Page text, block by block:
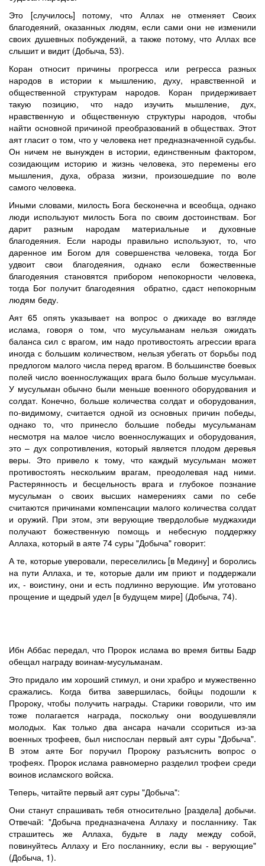
Это [случилось] потому, что Аллах не отменяет Своих
благодеяний, оказанных людям, если сами они не изменили
своих душевных побуждений, а также потому, что Аллах все
слышит и видит (Добыча, 53).
Коран относит причины прогресса или регресса разных
народов в истории к мышлению, духу, нравственной и
общественной структурам народов. Коран придерживает
такую позицию, что надо изучить мышление, дух,
нравственную и общественную структуры народов, чтобы
найти основной причиной преобразований в обществах. Этот
аят гласит о том, что у человека нет предназначенной судьбы.
Он ничем не вынужден в истории, единственным фактором,
созидающим историю и жизнь человека, это перемены его
мышления, духа, образа жизни, произошедшие по воле
самого человека.
Иными словами, милость Бога бесконечна и всеобща, однако
люди используют милость Бога по своим достоинствам. Бог
дарит разным народам материальные и духовные
благодеяния. Если народы правильно используют, то, что
даренное им Богом для совершенства человека, тогда Бог
удвоит свои благодеяния, однако если божественные
благодеяния становятся прибором непокорности человека,
тогда Бог получит благодеяния обратно, сдаст непокорным
людям беду.
Аят 65 опять указывает на вопрос о джихаде во взгляде
ислама, говоря о том, что мусульманам нельзя ожидать
баланса сил с врагом, им надо противостоять агрессии врага
иногда с большим количеством, нельзя убегать от борьбы под
предлогом малого числа перед врагом. В большинстве боевых
полей число военнослужащих врага было больше мусульман.
У мусульман обычно были меньше военного оборудования и
солдат. Конечно, больше количества солдат и оборудования,
по-видимому, считается одной из основных причин победы,
однако то, что принесло большие победы мусульманам
несмотря на малое число военнослужащих и оборудования,
это – дух сопротивления, который является плодом деревья
веры. Это привело к тому, что каждый мусульман может
противостоять нескольким врагам, преодолевая над ними.
Растерянность и бесцельность врага и глубокое познание
мусульман о своих высших намерениях сами по себе
считаются причинами компенсации малого количества солдат
и оружий. При этом, эти верующие твердолобые муджахиди
получают божественную помощь и небесную поддержку
Аллаха, который в аяте 74 суры "Добыча" говорит:
А те, которые уверовали, переселились [в Медину] и боролись
на пути Аллаха, и те, которые дали им приют и поддержали
их, - воистину, они и есть подлинно верующие. Им уготовано
прощение и щедрый удел [в будущем мире] (Добыча, 74).
Ибн Аббас передал, что Пророк ислама во время битвы Бадр
обещал награду воинам-мусульманам.
Это придало им хороший стимул, и они храбро и мужественно
сражались. Когда битва завершилась, бойцы подошли к
Пророку, чтобы получить награды. Старики говорили, что им
тоже полагается награда, поскольку они воодушевляли
молодых. Как только два ансара начали ссориться из-за
военных трофеев, был ниспослан первый аят суры "Добыча".
В этом аяте Бог поручил Пророку разъяснить вопрос о
трофеях. Пророк ислама равномерно разделил трофеи среди
воинов исламского войска.
Теперь, читайте первый аят суры "Добыча":
Они станут спрашивать тебя относительно [раздела] добычи.
Отвечай: "Добыча предназначена Аллаху и посланнику. Так
страшитесь же Аллаха, будьте в ладу между собой,
повинуйтесь Аллаху и Его посланнику, если вы - верующие"
(Добыча, 1).